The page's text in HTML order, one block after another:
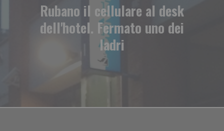
Rubano il cellulare al desk
dell'hotel. Fermato uno dei
ladri